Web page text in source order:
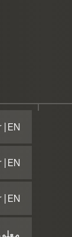
EN
EN
EN